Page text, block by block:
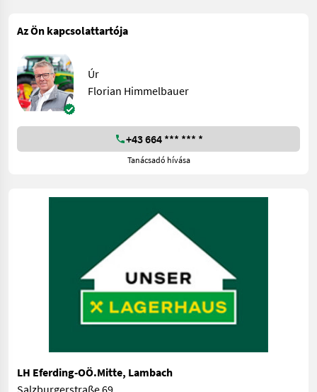
Az Ön kapcsolattartója
Úr
Florian Himmelbauer
+43 664 *** *** *
Tanácsadó hívása
LH Eferding-OÖ.Mitte, Lambach